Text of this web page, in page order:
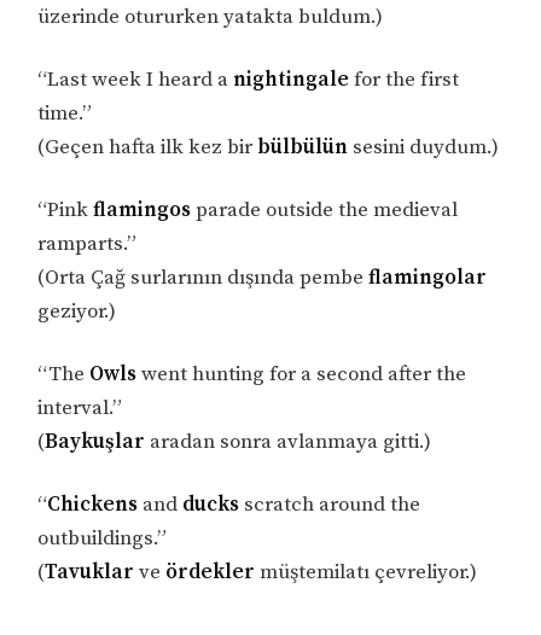
üzerinde otururken yatakta buldum.)
“Last week I heard anightingalefor the first
time.”
(Geçen hafta ilk kez birbülbülün sesini duydum.)
“Pinkflamingosparade outside the medieval
ramparts.”
(Orta Çağ surlarının dışında pembeflamingolar
geziyor.)
“The Owlswent hunting for a second after the
interval.”
(Baykuşlar aradan sonra avlanmaya gitti.)
“Chickens and ducks scratch around the
outbuildings.”
(Tavuklar ve ördekler müştemilatı çevreliyor.)